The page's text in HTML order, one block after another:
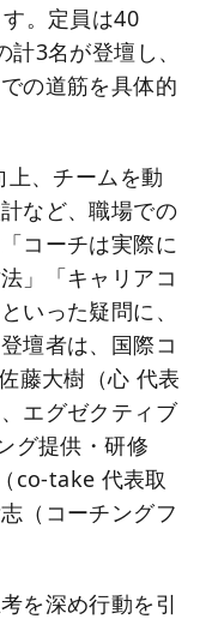
。定員は40
3名が登壇し、
の道筋を具体的
、チームを動
など、職場での
コーチは実際に
」「キャリアコ
いった疑問に、
壇者は、国際コ
藤大樹（心 代表
エグゼクティブ
グ提供・研修
co-take 代表取
（コーチングフ
を深め行動を引